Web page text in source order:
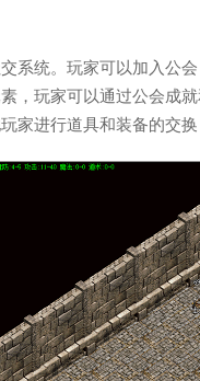
系统。玩家可以加入公
，玩家可以通过公会成
家进行道具和装备的交换